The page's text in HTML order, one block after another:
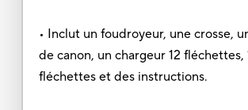
• Inclut un foudroyeur, une crosse,
de canon, un chargeur 12 fléchettes,
fléchettes et des instructions.